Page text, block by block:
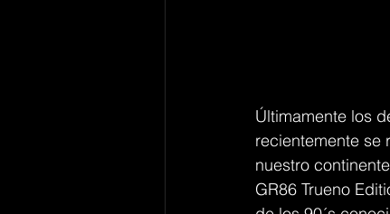
Últimamente los
recientemente se
nuestro
GR86 Trueno